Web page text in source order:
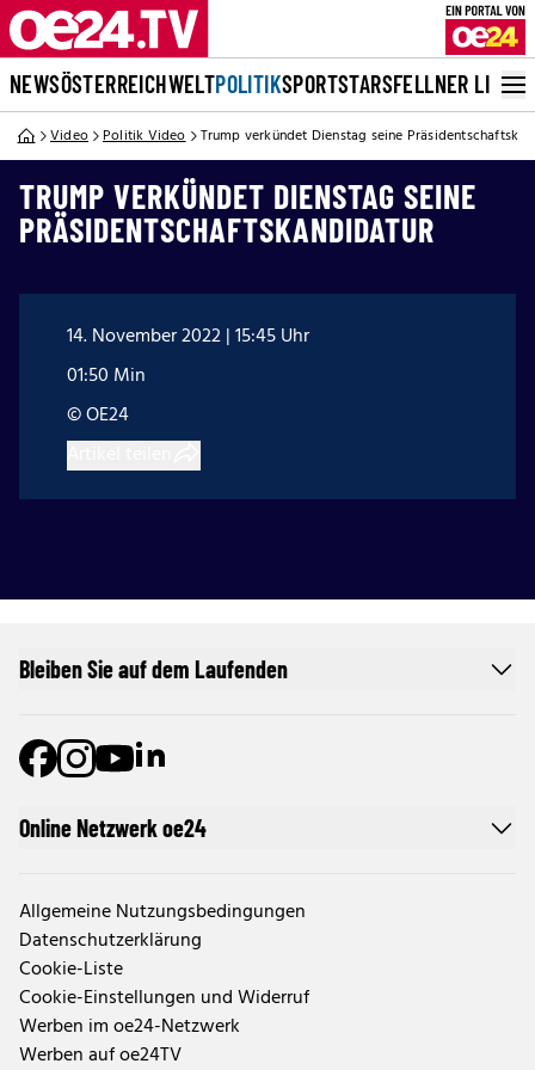
NEWSÖSTERREICHWELTPOLITIKSPORTSTARSFELLNER LIVE
Video Politik Video Trump verkündet Dienstag seine
TRUMP VERKÜNDET DIENSTAG SEINE
PRÄSIDENTSCHAFTSKANDIDATUR
14. November 2022 | 15:45 Uhr
01:50 Min
© OE24
Online Netzwerk oe24
Allgemeine Nutzungsbedingungen
Datenschutzerklärung
Cookie-Liste
Cookie-Einstellungen und Widerruf
Werben im oe24-Netzwerk
Werben auf oe24TV
Bleiben Sie auf dem Laufenden